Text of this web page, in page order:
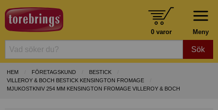
Meny
0 varor
Sök
HEM FÖRETAGSKUND
BESTICK
VILLEROY & BOCH BESTICK KENSINGTON FROMAGE
MJUKOSTKNIV 254 MM KENSINGTON FROMAGE VILLEROY & BOCH